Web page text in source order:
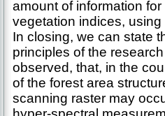
amount of information
vegetation indices,
In closing, we can state
principles of the
observed, that, in the
of the forest area
scanning raster may